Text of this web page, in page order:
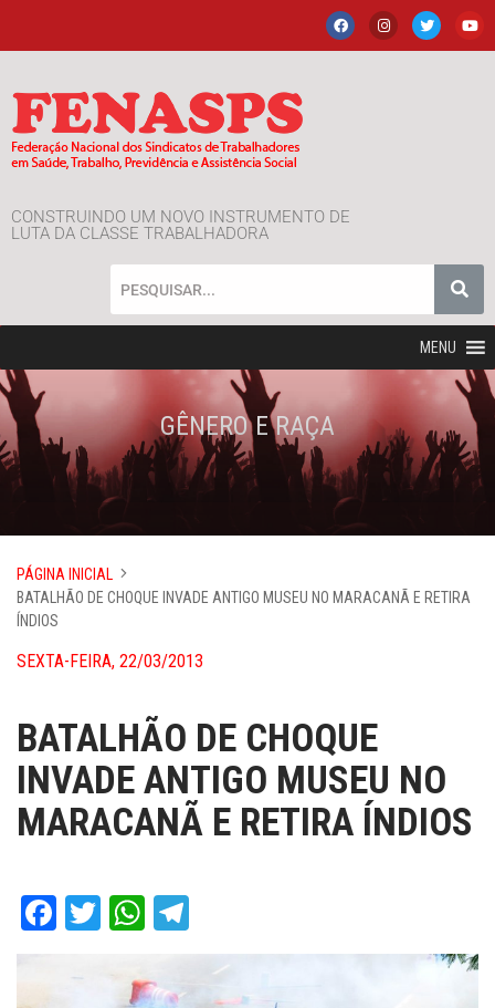
CONSTRUINDO UM NOVO INSTRUMENTO DE
LUTA DA CLASSE TRABALHADORA
MENU
GÊNERO E RAÇA
PÁGINA INICIAL
BATALHÃO DE CHOQUE INVADE ANTIGO MUSEU NO MARACANÃ E RETIRA
ÍNDIOS
SEXTA-FEIRA, 22/03/2013
BATALHÃO DE CHOQUE
INVADE ANTIGO MUSEU NO
MARACANÃ E RETIRA ÍNDIOS
Facebook
TwitterWhatsApp